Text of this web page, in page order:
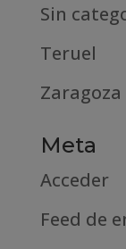
Sin
Teruel
Zaragoza
Meta
Acceder
Feed de